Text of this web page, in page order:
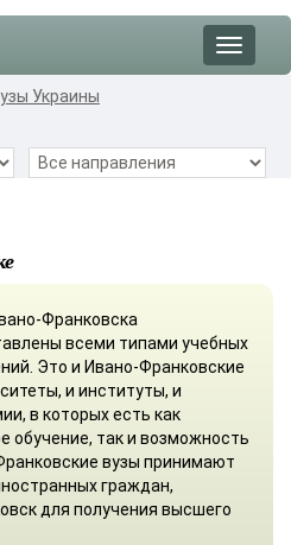
Toggle
Украины
Франковска
всеми типами учебных
Это и Ивано-Франковские
и институты, и
в которых есть как
обучение, так и возможность
вузы принимают
граждан,
для получения высшего